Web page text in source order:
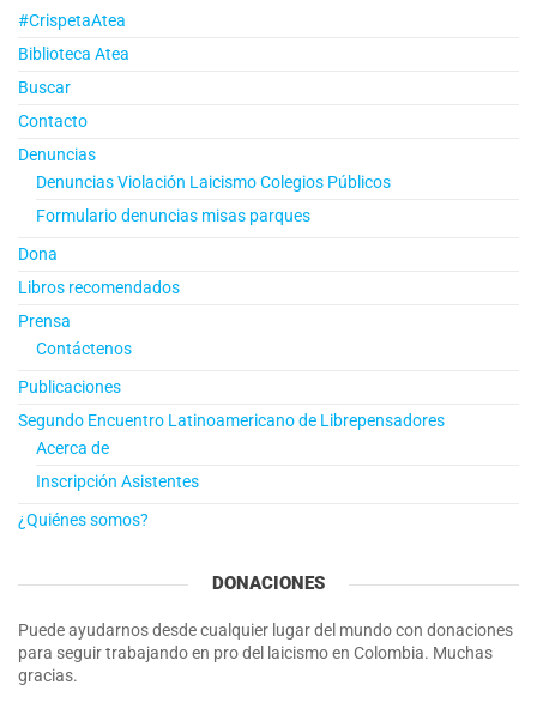
#CrispetaAtea
Biblioteca Atea
Buscar
Contacto
Denuncias
Denuncias Violación Laicismo Colegios Públicos
Formulario denuncias misas parques
Dona
Libros recomendados
Prensa
Contáctenos
Publicaciones
Segundo Encuentro Latinoamericano de Librepensadores
Acerca de
Inscripción Asistentes
¿Quiénes somos?
DONACIONES
Puede ayudarnos desde cualquier lugar del mundo con donaciones
para seguir trabajando en pro del laicismo en Colombia. Muchas
gracias.